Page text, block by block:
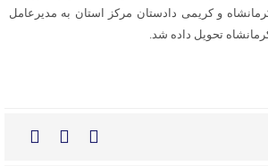
و کریمی دادستان مرکز استان به مدیرعامل
تحویل داده شد.